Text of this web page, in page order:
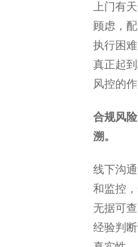
上门有
顾虑，
执行困
真正起
风控的作
合规风
溯。
线下沟
和监控
无据可
经验判